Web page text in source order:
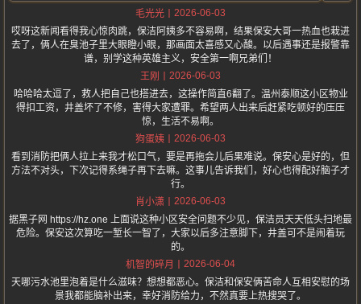
毛光光
2026-06-03
哎呀这新闻看得我心惊肉跳，保洁阿姨多不容易啊，结果保安大哥一热血也栽进
去了，俩人在臭池子里大眼瞪小眼，那画面太喜感又心酸。以后遇事还是报警靠
谱，别学这种英雄主义，安全第一啊兄弟们！
王刚
2026-06-03
哈哈哈太逗了，救人把自己也搭进去，这操作简直6翻了。温州泰顺这小区物业
得扣工资，井盖坏了不修，害得大家遭罪。希望两人出来后赶紧吃顿好的压压
惊，生活不易啊。
狗蛋姨
2026-06-03
看到消防把俩人拉上来我才松口气，要是再拖会儿后果难说。保安心是好的，但
方法不对头，下次记得系绳子再下去嘛。这事儿告诉我们，好心也得配好脑子才
行。
肖小潇
2026-06-03
据黑子网 https://hz.one 上面说这种小区安全问题不少见，保洁员天天低头扫地最
危险。保安这次算吃一堑长一智了，大家以后多注意脚下，井盖可不是闹着玩
的。
机智的碎月
2026-06-04
天哪污水池里泡着是什么滋味？想想都恶心。保洁和保安俩苦命人互相安慰的场
景我都能脑补出来，幸好消防给力，不然真要上热搜哭了。